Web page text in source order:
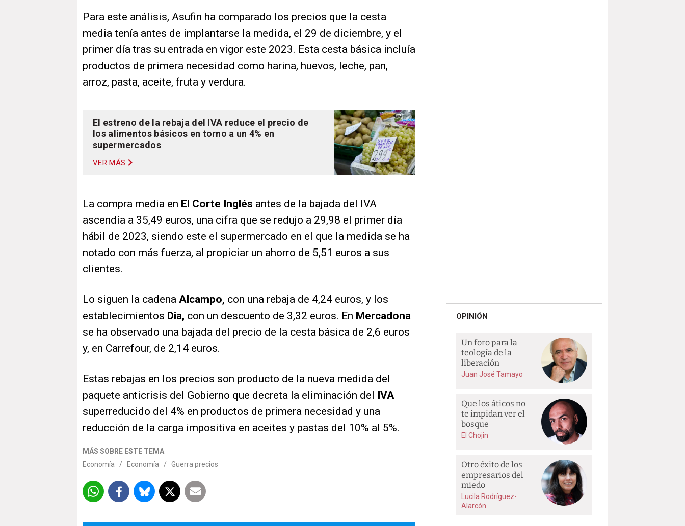
Para este análisis, Asufin ha comparado los precios que la cesta
media tenía antes de implantarse la medida, el 29 de diciembre, y el
primer día tras su entrada en vigor este 2023. Esta cesta básica incluía
productos de primera necesidad como harina, huevos, leche, pan,
arroz, pasta, aceite, fruta y verdura.
El estreno de la rebaja del IVA reduce el precio de
los alimentos básicos en torno a un 4% en
supermercados
VER MÁS
La compra media en El Corte Inglés antes de la bajada del IVA
ascendía a 35,49 euros, una cifra que se redujo a 29,98 el primer día
hábil de 2023, siendo este el supermercado en el que la medida se ha
notado con más fuerza, al propiciar un ahorro de 5,51 euros a sus
clientes.
Lo siguen la cadena Alcampo, con una rebaja de 4,24 euros, y los
establecimientos Dia, con un descuento de 3,32 euros. En Mercadona
se ha observado una bajada del precio de la cesta básica de 2,6 euros
y, en Carrefour, de 2,14 euros.
Estas rebajas en los precios son producto de la nueva medida del
paquete anticrisis del Gobierno que decreta la eliminación del
IVA
superreducido del 4% en productos de primera necesidad y una
reducción de la carga impositiva en aceites y pastas del 10% al 5%.
MÁS SOBRE ESTE TEMA
Economía
/ Economía / Guerra precios
OPINIÓN
Un foro para la
teología de la
liberación
Juan José Tamayo
Que los áticos no
te impidan ver el
bosque
El Chojin
Otro éxito de los
empresarios del
miedo
Lucila Rodríguez-
Alarcón